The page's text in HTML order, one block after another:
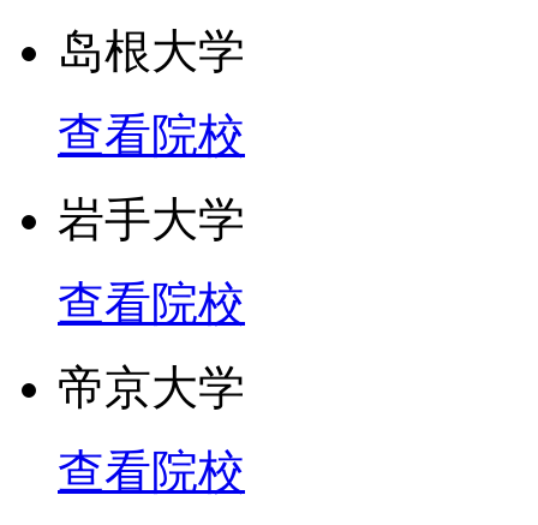
岛根大学
查看院校
岩手大学
查看院校
帝京大学
查看院校